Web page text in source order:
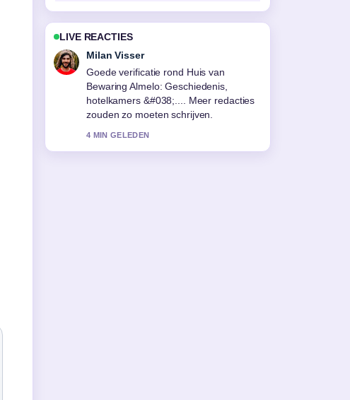
LIVE REACTIES
Nina Meijer
Sterke duiding rond Wat is het
gevaarlijkste dier ter wereld?.... Dit is
de duidelijkste samenvatting die ik
vandaag heb gezien.
6 MIN GELEDEN